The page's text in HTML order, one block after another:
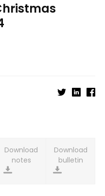
Download
notes
Download
bulletin